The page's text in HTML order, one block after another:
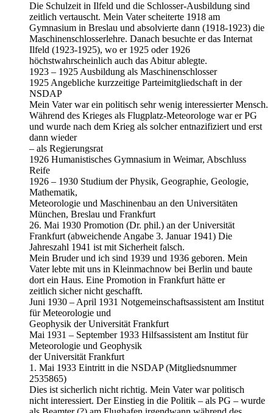
Die Schulzeit in Ilfeld und die Schlosser-Ausbildung sind
zeitlich vertauscht. Mein Vater scheiterte 1918 am
Gymnasium in Breslau und absolvierte dann (1918-1923) die
Maschinenschlosserlehre. Danach besuchte er das Internat
Ilfeld (1923-1925), wo er 1925 oder 1926
höchstwahrscheinlich auch das Abitur ablegte.
1923 – 1925 Ausbildung als Maschinenschlosser
1925 Angebliche kurzzeitige Parteimitgliedschaft in der
NSDAP
Mein Vater war ein politisch sehr wenig interessierter Mensch.
Während des Krieges als Flugplatz-Meteorologe war er PG
und wurde nach dem Krieg als solcher entnazifiziert und erst
dann wieder
– als Regierungsrat
1926 Humanistisches Gymnasium in Weimar, Abschluss
Reife
1926 – 1930 Studium der Physik, Geographie, Geologie,
Mathematik,
Meteorologie und Maschinenbau an den Universitäten
München, Breslau und Frankfurt
26. Mai 1930 Promotion (Dr. phil.) an der Universität
Frankfurt (abweichende Angabe 3. Januar 1941) Die
Jahreszahl 1941 ist mit Sicherheit falsch.
Mein Bruder und ich sind 1939 und 1936 geboren. Mein
Vater lebte mit uns in Kleinmachnow bei Berlin und baute
dort ein Haus. Eine Promotion in Frankfurt hätte er
zeitlich sicher nicht geschafft.
Juni 1930 – April 1931 Notgemeinschaftsassistent am Institut
für Meteorologie und
Geophysik der Universität Frankfurt
Mai 1931 – September 1933 Hilfsassistent am Institut für
Meteorologie und Geophysik
der Universität Frankfurt
1. Mai 1933 Eintritt in die NSDAP (Mitgliedsnummer
2535865)
Dies ist sicherlich nicht richtig. Mein Vater war politisch
nicht interessiert. Der Einstieg in die Politik – als PG – wurde